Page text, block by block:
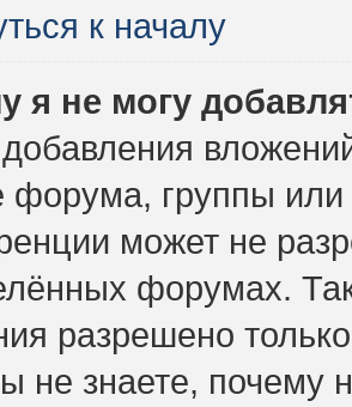
к началу
я не могу
форума, группы или
может не
форумах.
разрешено
не знаете, почему